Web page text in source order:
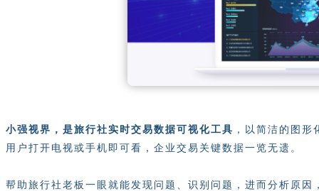
小强视界，是旅行社实时交易数据可视化工具 ，以简洁的图
用户打开电视或手机即可看，企业交易关键数据一览无遗。
帮助旅行社老板一眼就能发现问题、识别问题，进而分析原